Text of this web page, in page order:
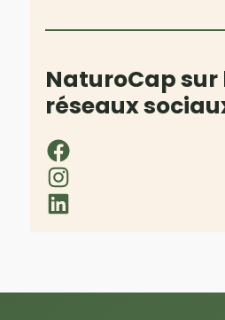
NaturoCap sur
réseaux